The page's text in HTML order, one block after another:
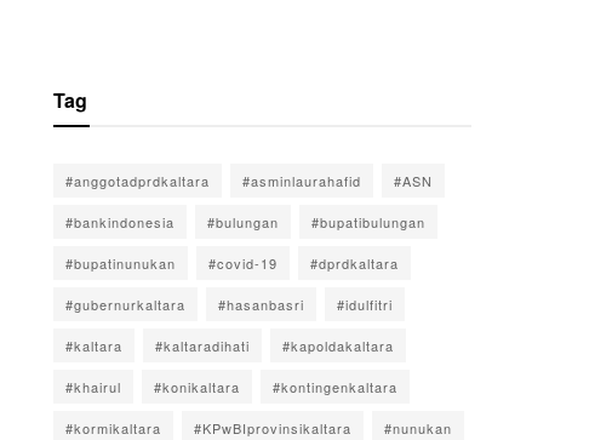
Tag
#anggotadprdkaltara #asminlaurahafid #ASN
#bankindonesia #bulungan #bupatibulungan
#bupatinunukan #covid-19 #dprdkaltara
#gubernurkaltara #hasanbasri #idulfitri
#kaltara #kaltaradihati #kapoldakaltara
#khairul #konikaltara #kontingenkaltara
#kormikaltara #KPwBIprovinsikaltara #nunukan